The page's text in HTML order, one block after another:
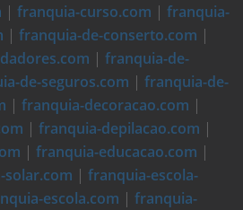
| franquia-curso.com | franquia-
| franquia-de-conserto.com |
| franquia-de-
de-seguros.com | franquia-de-
| franquia-decoracao.com |
| franquia-depilacao.com |
| franquia-educacao.com |
solar.com | franquia-escola-
escola.com | franquia-